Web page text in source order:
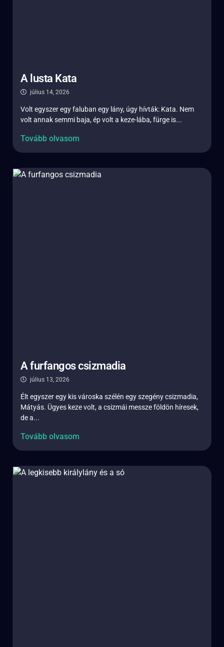
A lusta Kata
július 14, 2026
Volt egyszer egy faluban egy lány, úgy hívták: Kata. Nem
volt annak semmi baja, ép volt a keze-lába, fürge is...
Tovább olvasom
A furfangos csizmadia
július 13, 2026
Élt egyszer egy kis városka szélén egy szegény csizmadia,
Mátyás. Ügyes keze volt, a csizmái messze földön híresek,
de a...
Tovább olvasom